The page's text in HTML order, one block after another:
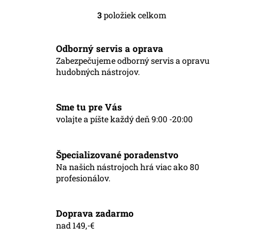
O
á
d
a
p
k
y
i
s
3položiek celkom
Odborný servis a oprava
Zabezpečujeme odborný servis a opravu
hudobných nástrojov.
Sme tu pre Vás
volajte a píšte každý deň 9:00 -20:00
Špecializované poradenstvo
Na našich nástrojoch hrá viac ako 80
profesionálov.
Doprava zadarmo
nad 149,-€